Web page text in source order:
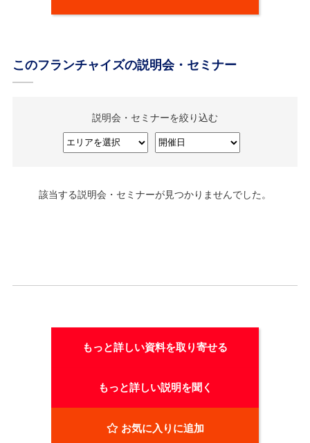
このフランチャイズの説明会・セミナー
説明会・セミナーを絞り込む
該当する説明会・セミナーが見つかりませんでした。
もっと詳しい資料を取り寄せる
もっと詳しい説明を聞く
お気に入りに追加